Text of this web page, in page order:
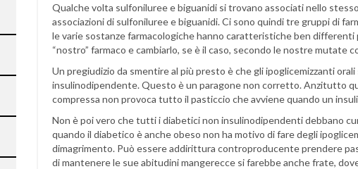
Qualche volta sulfoniluree e biguanidi si trovano associati nello
associazioni di sulfoniluree e biguanidi. Ci sono quindi tre gruppi di
le varie sostanze farmacologiche hanno caratteristiche ben differenti
“nostro” farmaco e cambiarlo, se è il caso, secondo le nostre mutate
Un pregiudizio da smentire al più presto è che gli ipoglicemizzanti orali
insulinodipendente. Questo è un paragone non corretto. Anzitutto
compressa non provoca tutto il pasticcio che avviene quando un
Non è poi vero che tutti i diabetici non insulinodipendenti debbano
quando il diabetico è anche obeso non ha motivo di fare degli
dimagrimento. Può essere addirittura controproducente prendere
di mantenere le sue abitudini mangerecce si farebbe anche frate,